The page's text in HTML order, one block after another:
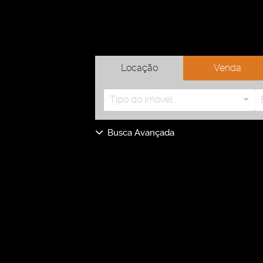
Locação Venda
Tipo do imóvel...
Busca Avançada